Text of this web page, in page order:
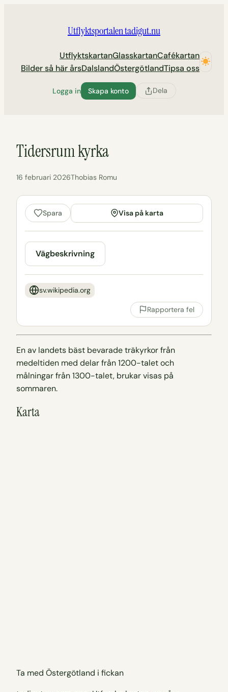
Utflyktsportalen tadigut.nu
UtflyktskartanGlasskartanCafékartan
Bilder så här årsDalslandÖstergötlandTipsa oss
Logga in Skapa konto Dela
Tidersrum kyrka
16 februari 2026Thobias Romu
Spara Visa på karta
Vägbeskrivning
sv.wikipedia.org
Rapportera fel
En av landets bäst bevarade träkyrkor från
medeltiden med delar från 1200-talet och
målningar från 1300-talet, brukar visas på
sommaren.
Karta
Ta med Östergötland i fickan